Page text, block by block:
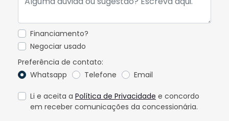
Financiamento?
Negociar usado
Preferência de contato:
Whatsapp
Telefone Email
Li e aceita a Política de Privacidade e concordo
em receber comunicações da concessionária.